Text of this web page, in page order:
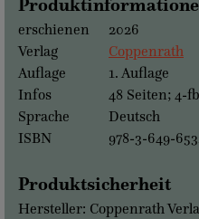
erschienen
2026
Verlag
Coppenrath
Auflage
1. Auflage
Infos
48 Seiten; 4-
Sprache
Deutsch
ISBN
978-3-649-
Produktsicherheit
Hersteller: Coppenrath